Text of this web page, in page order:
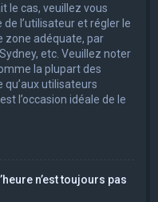
le cas, veuillez vous
l’utilisateur et régler le
zone adéquate, par
etc. Veuillez noter
la plupart des
qu’aux utilisateurs
l’occasion idéale de le
n’est toujours pas